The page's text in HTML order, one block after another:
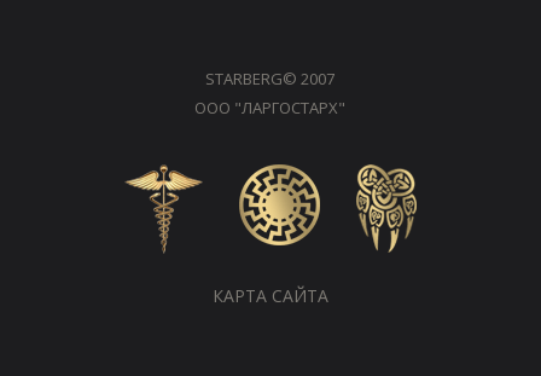
STARBERG© 2007
ООО "ЛАРГОСТАРХ"
КАРТА САЙТА